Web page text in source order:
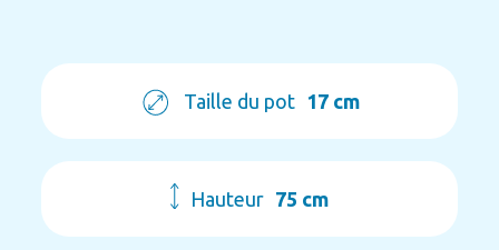
Taille du pot 17 cm
Hauteur 75 cm